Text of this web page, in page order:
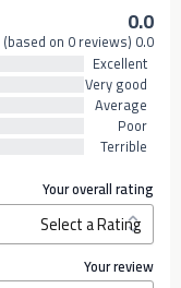
0.0
0.0 out of 5 stars (based on 0 reviews)
Excellent
Very good
Average
Poor
Terrible
Your overall rating
Your review